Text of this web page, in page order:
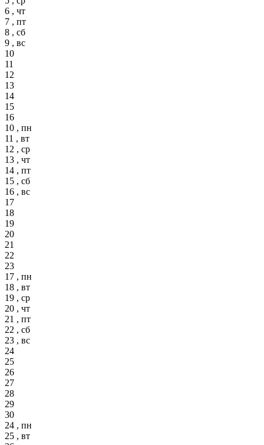
6 , чт
7 , пт
8 , сб
9 , вс
10
11
12
13
14
15
16
10 , пн
11 , вт
12 , ср
13 , чт
14 , пт
15 , сб
16 , вс
17
18
19
20
21
22
23
17 , пн
18 , вт
19 , ср
20 , чт
21 , пт
22 , сб
23 , вс
24
25
26
27
28
29
30
24 , пн
25 , вт